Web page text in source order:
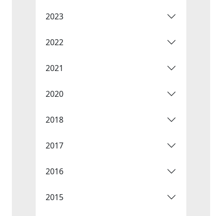
2023
2022
2021
2020
2018
2017
2016
2015